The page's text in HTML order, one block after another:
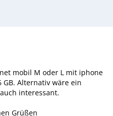
mobil M oder L mit iphone
GB. Alternativ wäre ein
interessant.
Grüßen